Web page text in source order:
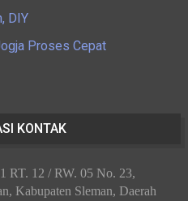
DIY
Proses Cepat
KONTAK
RT. 12 / RW. 05 No. 23,
Kabupaten Sleman, Daerah